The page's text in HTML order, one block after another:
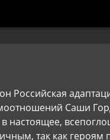
Российская
Саши
в настоящее,
так как героям